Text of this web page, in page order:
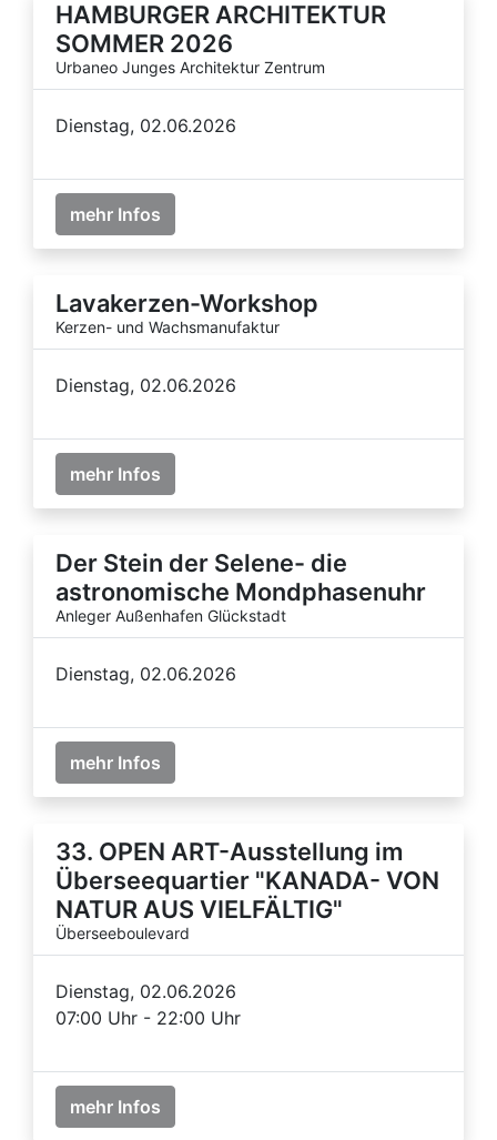
HAMBURGER ARCHITEKTUR
SOMMER 2026
Urbaneo Junges Architektur Zentrum
Dienstag, 02.06.2026
mehr Infos
Lavakerzen-Workshop
Kerzen- und Wachsmanufaktur
Dienstag, 02.06.2026
mehr Infos
Der Stein der Selene- die
astronomische Mondphasenuhr
Anleger Außenhafen Glückstadt
Dienstag, 02.06.2026
mehr Infos
33. OPEN ART-Ausstellung im
Überseequartier "KANADA- VON
NATUR AUS VIELFÄLTIG"
Überseeboulevard
Dienstag, 02.06.2026
07:00 Uhr - 22:00 Uhr
mehr Infos